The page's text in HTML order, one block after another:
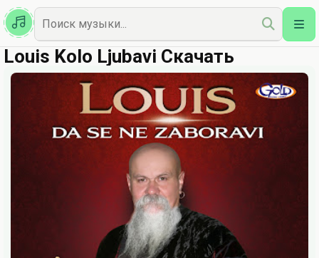
Казахская
Наш Топ
Louis Kolo Ljubavi Скачать